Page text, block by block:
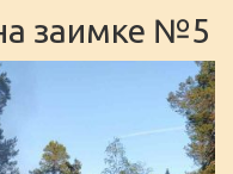
заимке №5